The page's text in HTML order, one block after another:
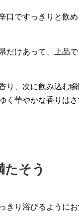
口ですっきりと飲
だけあって、上品
り、次に飲み込む
く華やかな香りは
そう
きり浴びるように